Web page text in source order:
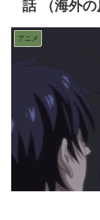
話 （海外の
アニメ